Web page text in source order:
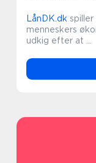
LånDK.dk spiller
menneskers
udkig efter at ...